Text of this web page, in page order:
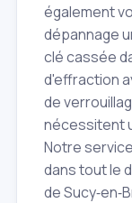
également
dépannage
clé cassée
d'effraction
de
nécessitent
Notre
dans tout le
de